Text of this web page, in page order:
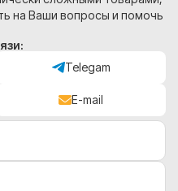
на Ваши вопросы и помочь
Telegam
E-mail